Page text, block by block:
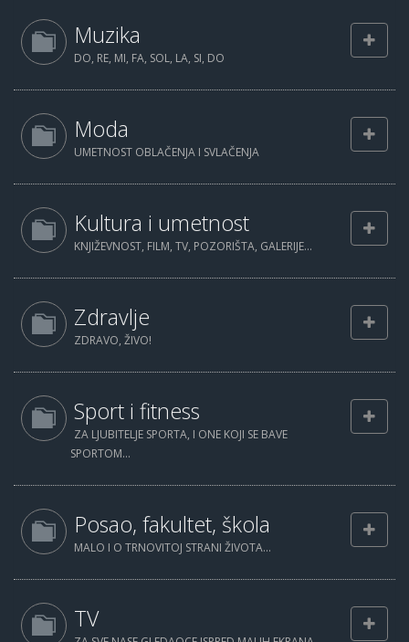
Muzika
DO, RE, MI, FA, SOL, LA, SI, DO
Moda
UMETNOST OBLAČENJA I SVLAČENJA
Kultura i umetnost
KNJIŽEVNOST, FILM, TV, POZORIŠTA, GALERIJE...
Zdravlje
ZDRAVO, ŽIVO!
Sport i fitness
ZA LJUBITELJE SPORTA, I ONE KOJI SE BAVE
SPORTOM...
Posao, fakultet, škola
MALO I O TRNOVITOJ STRANI ŽIVOTA...
TV